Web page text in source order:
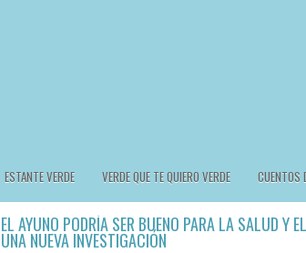
ESTANTE VERDE VERDE QUE TE QUIERO VERDE CUENTOS
EL AYUNO PODRÍA SER BUENO PARA LA SALUD Y
UNA NUEVA INVESTIGACIÓN